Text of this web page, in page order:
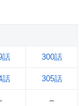
話 300話
話 305話
–